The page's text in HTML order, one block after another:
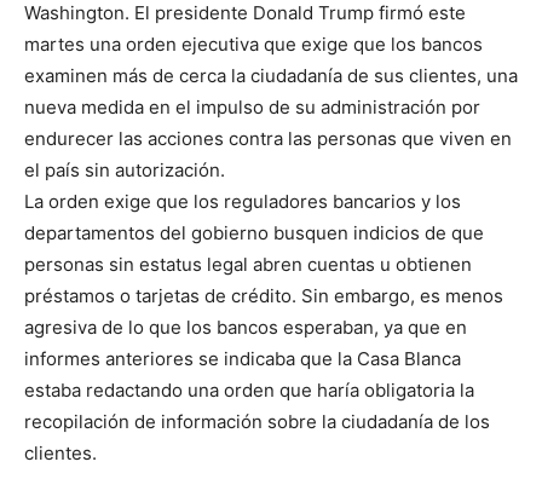
Washington. El presidente Donald Trump firmó este
martes una orden ejecutiva que exige que los bancos
examinen más de cerca la ciudadanía de sus clientes, una
nueva medida en el impulso de su administración por
endurecer las acciones contra las personas que viven en
el país sin autorización.
La orden exige que los reguladores bancarios y los
departamentos del gobierno busquen indicios de que
personas sin estatus legal abren cuentas u obtienen
préstamos o tarjetas de crédito. Sin embargo, es menos
agresiva de lo que los bancos esperaban, ya que en
informes anteriores se indicaba que la Casa Blanca
estaba redactando una orden que haría obligatoria la
recopilación de información sobre la ciudadanía de los
clientes.